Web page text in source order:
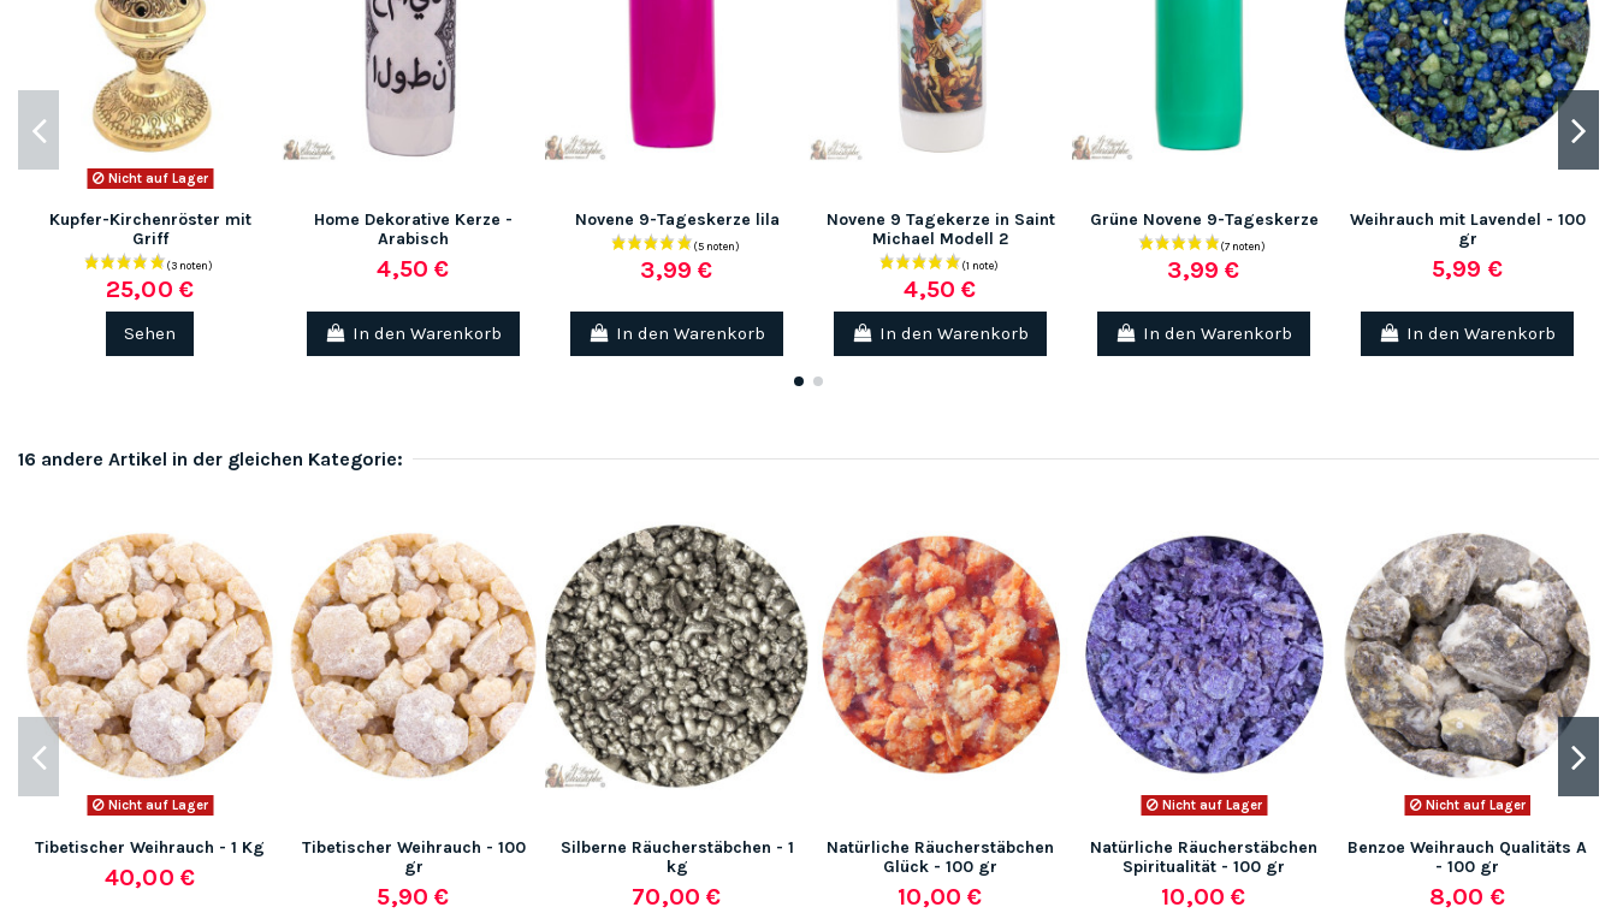
Nicht auf Lager
Kupfer-Kirchenröster mit
Griff
25,00 €
Sehen
Home Dekorative Kerze -
Arabisch
4,50 €
In den Warenkorb
Novene 9-Tageskerze lila
3,99 €
In den Warenkorb
Novene 9 Tagekerze in Saint
Michael Modell 2
4,50 €
In den Warenkorb
Grüne Novene 9-Tageskerze
3,99 €
In den Warenkorb
Weihrauch mit Lavendel - 100
gr
5,99 €
In den Warenkorb
16 andere Artikel in der gleichen Kategorie:
Nicht auf Lager
Tibetischer Weihrauch - 1 Kg
40,00 €
Tibetischer Weihrauch - 100
gr
5,90 €
Silberne Räucherstäbchen - 1
kg
70,00 €
Natürliche Räucherstäbchen
Glück - 100 gr
10,00 €
Nicht auf Lager
Natürliche Räucherstäbchen
Spiritualität - 100 gr
10,00 €
Nicht auf Lager
Benzoe Weihrauch Qualitäts A
- 100 gr
8,00 €